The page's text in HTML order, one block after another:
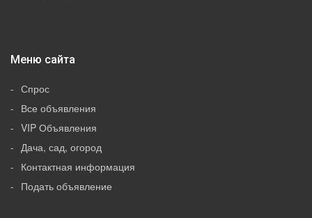
Меню сайта
Спрос
Все объявления
VIP Объявления
Дача, сад, огород
Контактная информация
Подать объявление